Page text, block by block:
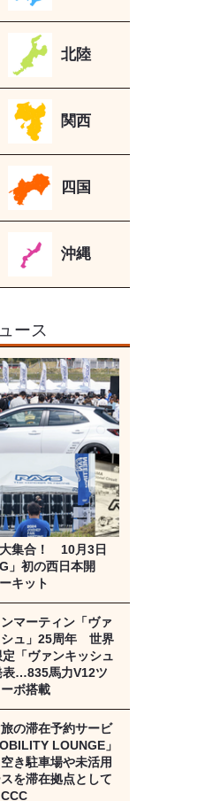
北陸
関西
四国
沖縄
ース
集合！ 10月3日
」初の西日本開
キット
マーティン「ヴァ
シュ」25周年 世界
「ヴァンキッシュ
表…835馬力V12ツ
ボ搭載
の滞在予約サービ
LOUNGE」
き駐車場や未活用
を滞在拠点として